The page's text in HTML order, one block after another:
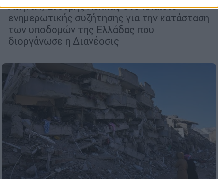
Αθηνών, Ευθύμης Λέκκας στο πλαίσιο
ενημερωτικής συζήτησης για την κατάσταση
των υποδομών της Ελλάδας που
διοργάνωσε η Διανέοσις